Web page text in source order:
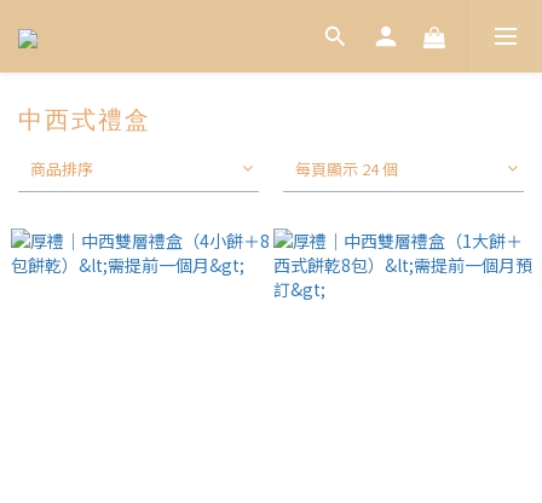
中西式禮盒
商品排序 每頁顯示 24 個